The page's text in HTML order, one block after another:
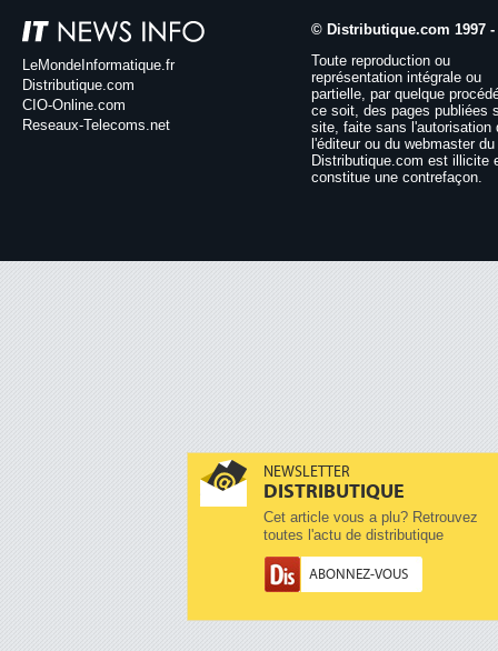
NEWSLETTER
DISTRIBUTIQUE
Cet article vous a plu? Retrouvez
toutes l'actu de distributique
ABONNEZ-VOUS
LeMondeInformatique.fr
Distributique.com
CIO-Online.com
Reseaux-Telecoms.net
© Distributique.com 1997 -
Toute reproduction ou
représentation intégrale ou
partielle, par quelque
ce soit, des pages publiées
site, faite sans l'autorisation
l'éditeur ou du webmaster
Distributique.com est illicite
constitue une contrefaçon.